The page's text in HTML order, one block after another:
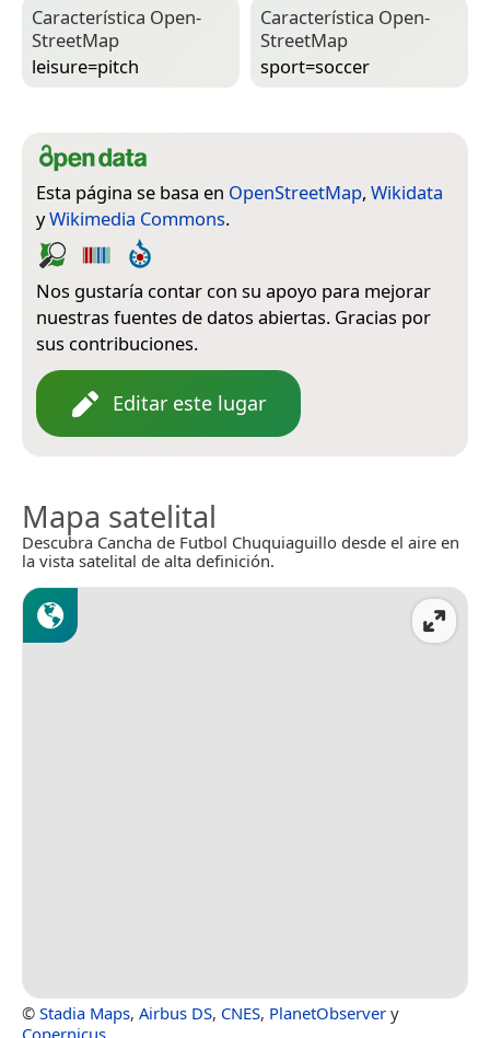
Característica Open­
Street­Map
leisure=­pitch
Característica Open­
Street­Map
sport=­soccer
Esta página se basa en OpenStreetMap, Wikidata
yWikimedia Commons.
Nos gustaría contar con su apoyo para mejorar
nuestras fuentes de datos abiertas. Gracias por
sus contribuciones.
Editar este lugar
Mapa satelital
Descubra Cancha de Futbol Chuquiaguillo desde el aire en
la vista satelital de alta definición.
© Stadia Maps, Airbus DS, CNES, PlanetObserver y
Copernicus